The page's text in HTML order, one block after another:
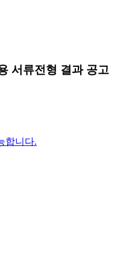
서류전형 결과 공고
합니다.